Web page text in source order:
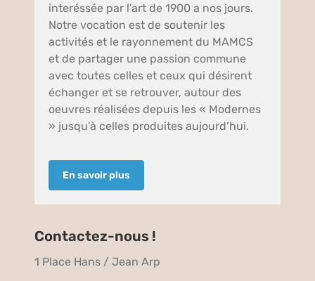
interéssée par l’art de 1900 a nos jours.
Notre vocation est de soutenir les
activités et le rayonnement du MAMCS
et de partager une passion commune
avec toutes celles et ceux qui désirent
échanger et se retrouver, autour des
oeuvres réalisées depuis les « Modernes
» jusqu’à celles produites aujourd’hui.
En savoir plus
Contactez-nous !
1 Place Hans / Jean Arp